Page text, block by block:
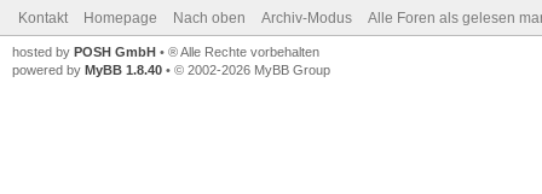
Kontakt Homepage Nach oben Archiv-Modus Alle Foren als gelesen
hosted by POSH GmbH • ® Alle Rechte vorbehalten
powered by MyBB 1.8.40 • © 2002-2026 MyBB Group